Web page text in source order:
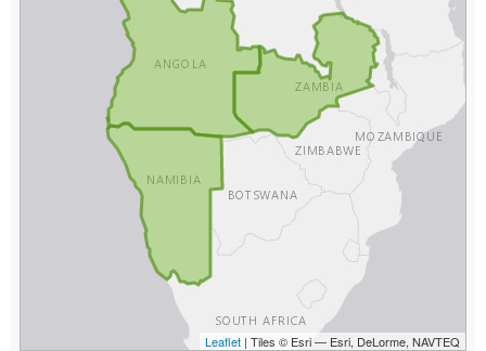
Leaflet | Tiles © Esri — Esri, DeLorme, NAVTEQ